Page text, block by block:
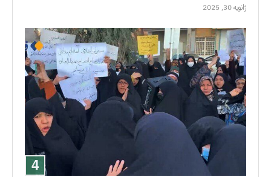
ژانویه 30, 2025